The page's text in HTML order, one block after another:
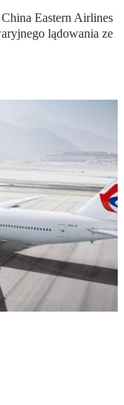
Eastern Airlines
lądowania ze